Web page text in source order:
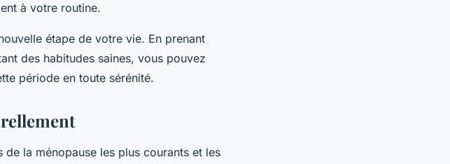
à votre routine.
étape de votre vie. En prenant
des habitudes saines, vous pouvez
période en toute sérénité.
de la ménopause les plus courants et les